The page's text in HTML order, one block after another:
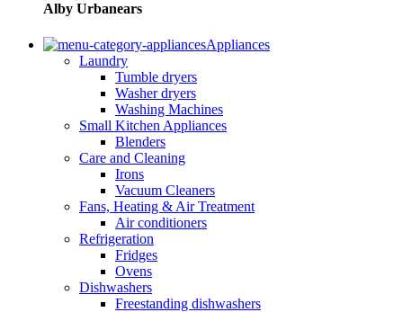
Alby Urbanears
Appliances
Laundry
Tumble dryers
Washer dryers
Washing Machines
Small Kitchen Appliances
Blenders
Care and Cleaning
Irons
Vacuum Cleaners
Fans, Heating & Air Treatment
Air conditioners
Refrigeration
Fridges
Ovens
Dishwashers
Freestanding dishwashers